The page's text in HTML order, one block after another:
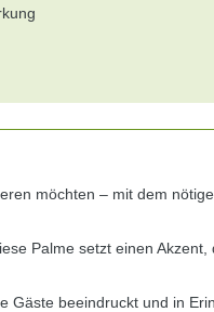
möchten – mit dem
Palme setzt einen Akzent,
beeindruckt und in